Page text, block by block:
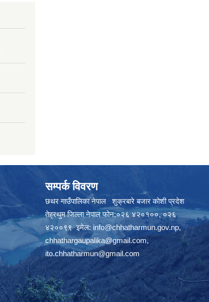
सम्पर्क विवरण
छथर गाउँपालिका नेपाल शुक्रबारे बजार कोशी प्रदेश
तेह्रथुम जिल्ला नेपाल फोन:०२६ ४२०१००, ०२६
४२००९९ इमेल: info@chhatharmun.gov.np,
chhathargaupalika@gmail.com,
ito.chhatharmun@gmail.com